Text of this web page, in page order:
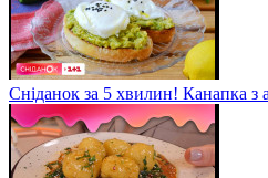
Сніданок за 5 хвилин! Канапка з